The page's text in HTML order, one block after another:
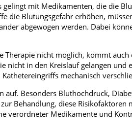
gelingt mit Medikamenten, die die
die Blutungsgefahr erhöhen,
abgewogen werden. Dabei
nicht möglich, kommt auch
nicht in den Kreislauf gelangen und
mechanisch
Besonders Bluthochdruck,
Behandlung, diese Risikofaktoren
verordneter Medikamente und